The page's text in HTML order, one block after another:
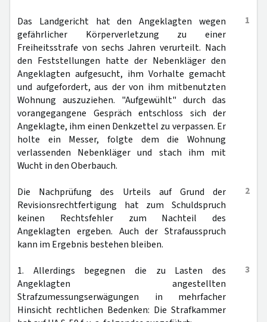
1
Das Landgericht hat den Angeklagten wegen
gefährlicher Körperverletzung zu einer
Freiheitsstrafe von sechs Jahren verurteilt. Nach
den Feststellungen hatte der Nebenkläger den
Angeklagten aufgesucht, ihm Vorhalte gemacht
und aufgefordert, aus der von ihm mitbenutzten
Wohnung auszuziehen. "Aufgewühlt" durch das
vorangegangene Gespräch entschloss sich der
Angeklagte, ihm einen Denkzettel zu verpassen. Er
holte ein Messer, folgte dem die Wohnung
verlassenden Nebenkläger und stach ihm mit
Wucht in den Oberbauch.
2
Die Nachprüfung des Urteils auf Grund der
Revisionsrechtfertigung hat zum Schuldspruch
keinen Rechtsfehler zum Nachteil des
Angeklagten ergeben. Auch der Strafausspruch
kann im Ergebnis bestehen bleiben.
3
1. Allerdings begegnen die zu Lasten des
Angeklagten angestellten
Strafzumessungserwägungen in mehrfacher
Hinsicht rechtlichen Bedenken: Die Strafkammer